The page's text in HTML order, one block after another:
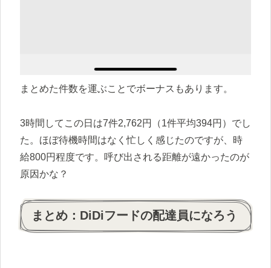
まとめた件数を運ぶことでボーナスもあります。
3時間してこの日は7件2,762円（1件平均394円）でし
た。ほぼ待機時間はなく忙しく感じたのですが、時
給800円程度です。呼び出される距離が遠かったのが
原因かな？
まとめ：DiDiフードの配達員になろう